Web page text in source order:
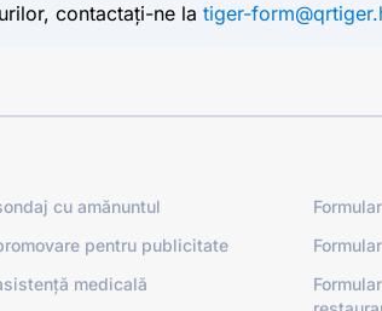
contactați-ne la tiger-
cu amănuntul
pentru publicitate
medicală